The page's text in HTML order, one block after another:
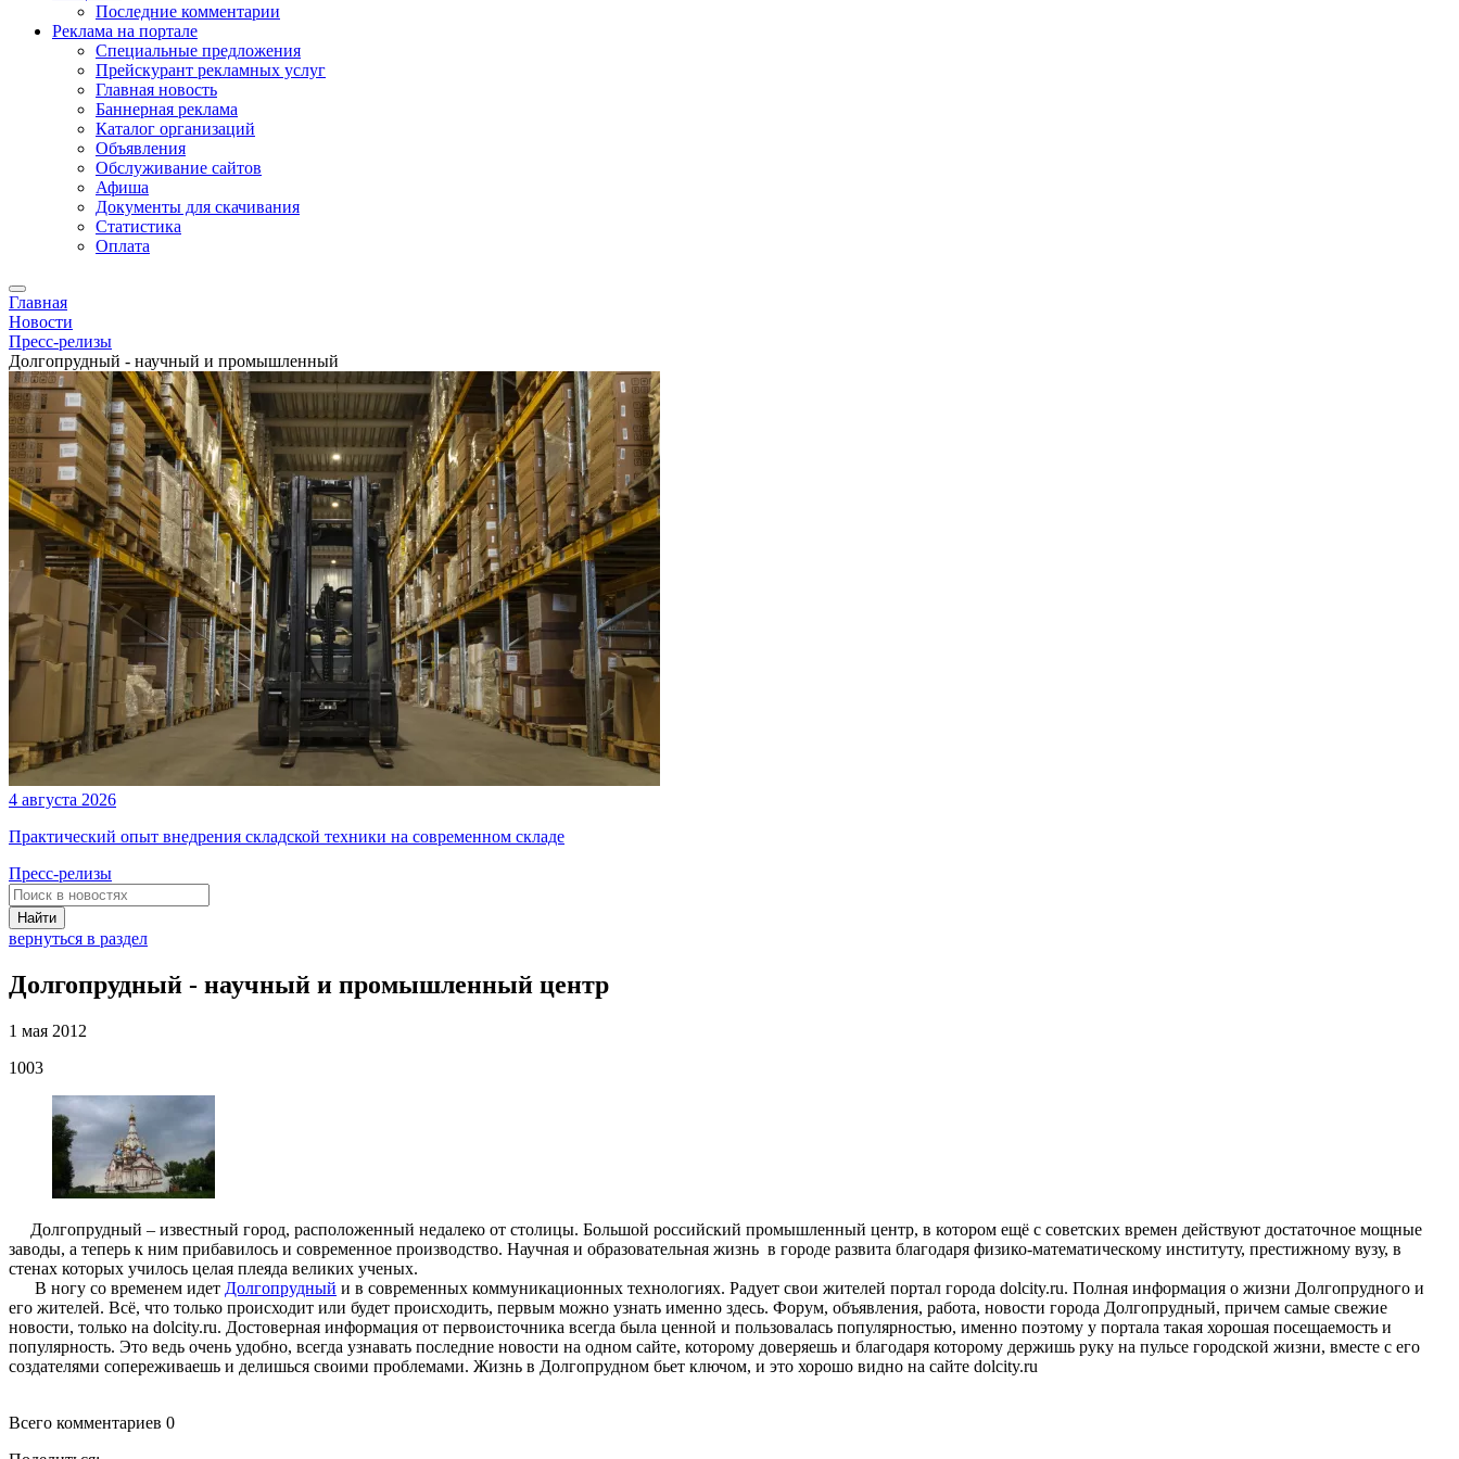
Последние комментарии
Реклама на портале
Специальные предложения
Прейскурант рекламных услуг
Главная новость
Баннерная реклама
Каталог организаций
Объявления
Обслуживание сайтов
Афиша
Документы для скачивания
Статистика
Оплата
Главная
Новости
Пресс-релизы
Долгопрудный - научный и промышленный
4 августа 2026
Практический опыт внедрения складской техники на современном складе
Пресс-релизы
Найти
вернуться в раздел
Долгопрудный - научный и промышленный центр
1 мая 2012
1003
Долгопрудный – известный город, расположенный недалеко от столицы. Большой российский промышленный центр, в котором ещё с советских времен действуют достаточное мощные
заводы, а теперь к ним прибавилось и современное производство. Научная и образовательная жизнь в городе развита благодаря физико-математическому институту, престижному вузу, в
стенах которых училось целая плеяда великих ученых.
В ногу со временем идет Долгопрудный ­ и в современных коммуникационных технологиях. Радует свои жителей портал города dolcity.ru. Полная информация о жизни Долгопрудного и
его жителей. Всё, что только происходит или будет происходить, первым можно узнать именно здесь. Форум, объявления, работа, новости города Долгопрудный, причем самые свежие
новости, только на dolcity.ru. Достоверная информация от первоисточника всегда была ценной и пользовалась популярностью, именно поэтому у портала такая хорошая посещаемость и
популярность. Это ведь очень удобно, всегда узнавать последние новости на одном сайте, которому доверяешь и благодаря которому держишь руку на пульсе городской жизни, вместе с его
создателями сопер­еживаешь и делишься своими проблемами. Жизнь в Долгопрудном бьет ключом, и это хорошо видно на сайте dolcity.ru
Всего комментариев 0